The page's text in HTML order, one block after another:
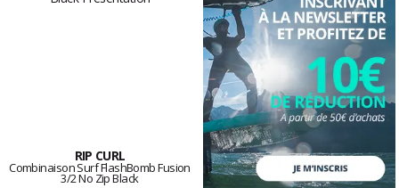
RIP CURL
Combinaison Surf FlashBomb Fusion
3/2 No Zip Black